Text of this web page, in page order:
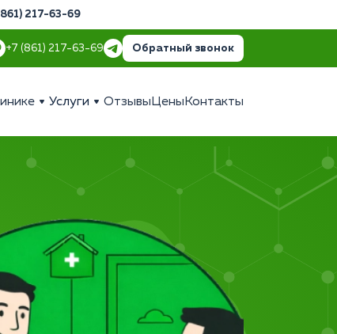
217-63-69
+7 (861) 217-63-69 Обратный звонок
Услуги Отзывы Цены Контакты